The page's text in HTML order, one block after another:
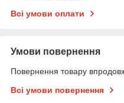
Всі умови оплати
Умови повернення
Повернення товару
Всі умови повернення